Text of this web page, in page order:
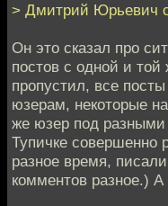
> Дмитрий Юрьевич
Он это сказал про
постов с одной и
пропустил, все
юзерам, некоторые
же юзер под
Тупичке совершенно
разное время,
комментов разное.) А